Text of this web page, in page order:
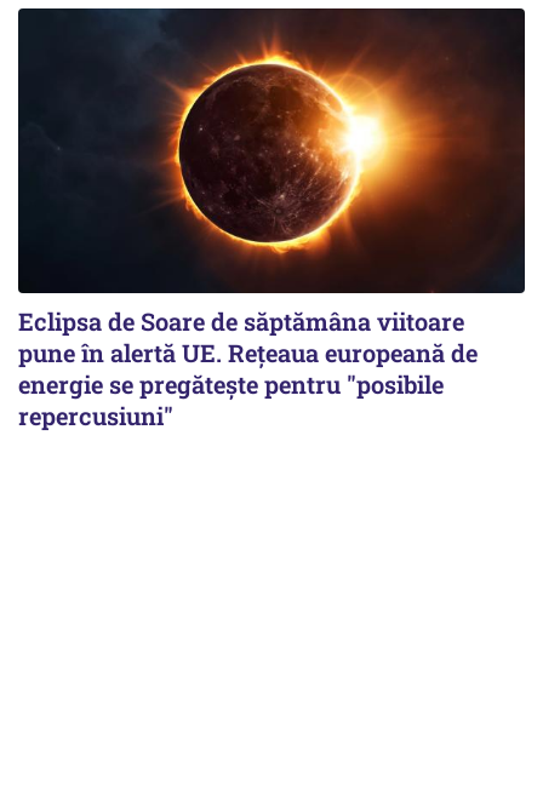
Eclipsa de Soare de săptămâna viitoare
pune în alertă UE. Rețeaua europeană de
energie se pregătește pentru "posibile
repercusiuni"